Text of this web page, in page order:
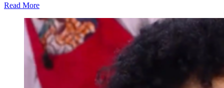
Read More